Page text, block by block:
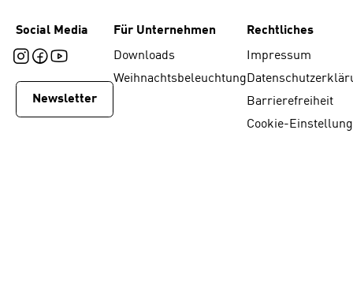
Social Media
Newsletter
Für Unternehmen
Downloads
Weihnachtsbeleuchtung
Rechtliches
Impressum
Barrierefreiheit
Cookie-